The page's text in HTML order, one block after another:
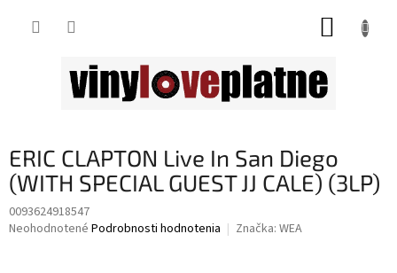
ERIC CLAPTON Live In San Diego
(WITH SPECIAL GUEST JJ CALE) (3LP)
0093624918547
Priemerné
Neohodnotené Podrobnosti hodnotenia Značka: WEA